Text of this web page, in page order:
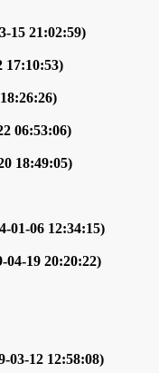
15 21:02:59)
17:10:53)
06:53:06)
18:49:05)
01-06 12:34:15)
04-19 20:20:22)
03-12 12:58:08)